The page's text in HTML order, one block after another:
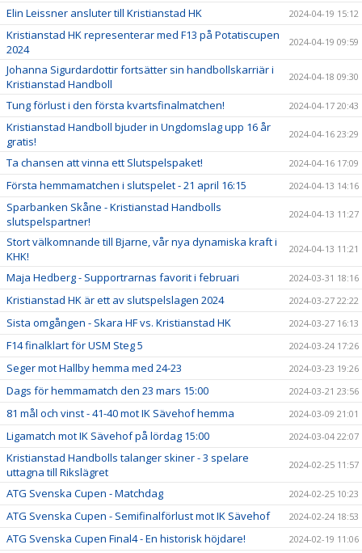
Elin Leissner ansluter till Kristianstad HK 2024-04-19 15:12
Kristianstad HK representerar med F13 på Potatiscupen
2024
2024-04-19 09:59
Johanna Sigurdardottir fortsätter sin handbollskarriär i
Kristianstad Handboll
2024-04-18 09:30
Tung förlust i den första kvartsfinalmatchen! 2024-04-17 20:43
Kristianstad Handboll bjuder in Ungdomslag upp 16 år
gratis!
2024-04-16 23:29
Ta chansen att vinna ett Slutspelspaket! 2024-04-16 17:09
Första hemmamatchen i slutspelet - 21 april 16:15 2024-04-13 14:16
Sparbanken Skåne - Kristianstad Handbolls
slutspelspartner!
2024-04-13 11:27
Stort välkomnande till Bjarne, vår nya dynamiska kraft i
KHK!
2024-04-13 11:21
Maja Hedberg - Supportrarnas favorit i februari 2024-03-31 18:16
Kristianstad HK är ett av slutspelslagen 2024 2024-03-27 22:22
Sista omgången - Skara HF vs. Kristianstad HK 2024-03-27 16:13
F14 finalklart för USM Steg 5 2024-03-24 17:26
Seger mot Hallby hemma med 24-23 2024-03-23 19:26
Dags för hemmamatch den 23 mars 15:00 2024-03-21 23:56
81 mål och vinst - 41-40 mot IK Sävehof hemma 2024-03-09 21:01
Ligamatch mot IK Sävehof på lördag 15:00 2024-03-04 22:07
Kristianstad Handbolls talanger skiner - 3 spelare
uttagna till Rikslägret
2024-02-25 11:57
ATG Svenska Cupen - Matchdag 2024-02-25 10:23
ATG Svenska Cupen - Semifinalförlust mot IK Sävehof 2024-02-24 18:53
ATG Svenska Cupen Final4 - En historisk höjdare! 2024-02-19 11:06